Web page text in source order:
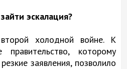
эскалация?
холодной войне. К
правительство, которому
заявления, позволило